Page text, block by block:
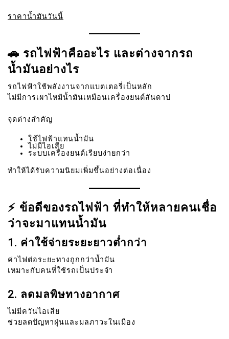
ราคาน้ำมันวันนี้
🚗 รถไฟฟ้าคืออะไร และต่างจากรถ
น้ำมันอย่างไร
รถไฟฟ้าใช้พลังงานจากแบตเตอรี่เป็นหลัก
ไม่มีการเผาไหม้น้ำมันเหมือนเครื่องยนต์สันดาป
จุดต่างสำคัญ
ใช้ไฟฟ้าแทนน้ำมัน
ไม่มีไอเสีย
ระบบเครื่องยนต์เรียบง่ายกว่า
ทำให้ได้รับความนิยมเพิ่มขึ้นอย่างต่อเนื่อง
⚡ ข้อดีของรถไฟฟ้า ที่ทำให้หลายคนเชื่อ
ว่าจะมาแทนน้ำมัน
1. ค่าใช้จ่ายระยะยาวต่ำกว่า
ค่าไฟต่อระยะทางถูกกว่าน้ำมัน
เหมาะกับคนที่ใช้รถเป็นประจำ
2. ลดมลพิษทางอากาศ
ไม่มีควันไอเสีย
ช่วยลดปัญหาฝุ่นและมลภาวะในเมือง